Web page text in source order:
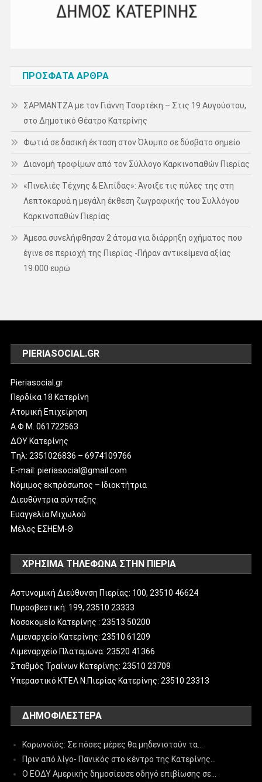
ΠΡΌΣΦΑΤΑ ΆΡΘΡΑ
ΣΑΡΜΑΝΤΖΑ με τον Γιάννη Τσορτέκη – Στις 19 Αυγούστου,
στο Δημοτικό Θέατρο Κατερίνης
Φωτιά σε δασική έκταση στον Όλυμπο σε δύσβατο σημείο
Διανομή τροφίμων από τον Σύλλογο Καρκινοπαθών Πιερίας
«Πινελιές Τέχνης & Ελπίδας»: Άνοιξε τις πύλες της στη
Λεπτοκαρυά η μεγάλη έκθεση ζωγραφικής του Συλλόγου
Καρκινοπαθών Πιερίας
Άμεσα συνελήφθησαν 2 άτομα για διάρρηξη οχήματος που
έγινε σε περιοχή της Πιερίας -Πήραν αντικείμενα αξίας
19.000 ευρώ
PIERIASOCIAL.GR
Pieriasocial.gr
Περδίκα 18 Κατερίνη
Ατομική Επιχείρηση
Α.Φ.Μ. 061722563
ΔΟΥ Κατερίνης
Tηλ: 2351026836 – 6974109766
E-mail: pieriasocial@gmail.com
Νόμιμος εκπρόσωπος – Ιδιοκτήτρια
Διευθύντρια σύνταξης
Ευαγγελία Μιχωλού
Μέλος ΕΣΗΕΜ-Θ
ΧΡΗΣΙΜΑ ΤΗΛΕΦΩΝΑ ΣΤΗΝ ΠΙΕΡΙΑ
Αστυνομική Διεύθυνση Πιερίας: 100, 23510 46624
Πυροσβεστική: 199, 23510 23333
Νοσοκομείο Κατερίνης : 23513 50200
Λιμεναρχείο Κατερίνης: 23510 61209
Λιμεναρχείο Πλαταμώνα: 23520 41366
Σταθμός Τραίνων Κατερίνης: 23510 23709
Υπεραστικό ΚΤΕΛ Ν.Πιερίας Κατερίνης: 23510 23313
ΔΗΜΟΦΙΛΈΣΤΕΡΑ
Κορωνοϊός: Σε πόσες μέρες θα μηδενιστούν τα…
Πριν από λίγο- Πανικός στο κέντρο της Κατερίνης…
Ο ΕΟΔΥ Αμερικής δημοσίευσε οδηγό επιβίωσης σε…